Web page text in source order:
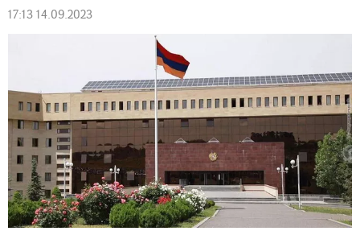
17:13 14.09.2023